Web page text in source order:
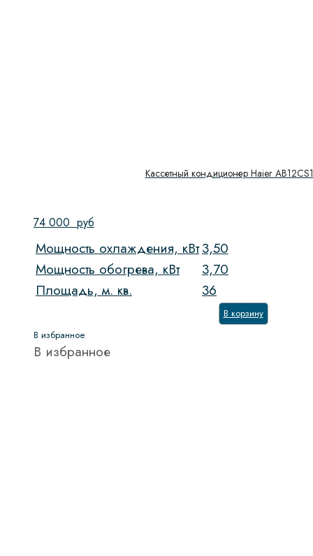
Кассетный кондиционер Haier
74 000 руб
Мощность охлаждения, кВт3,50
Мощность обогрева, кВт
3,70
Площадь, м. кв.
36
В корзину
В избранное
В избранное